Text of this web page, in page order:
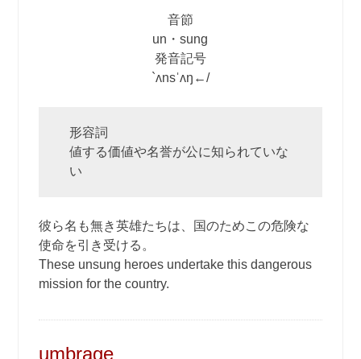
音節
un・sung
発音記号
`ʌnsˈʌŋ←/
形容詞
値する価値や名誉が公に知られていな
い
彼ら名も無き英雄たちは、国のためこの危険な
使命を引き受ける。
These unsung heroes undertake this dangerous
mission for the country.
umbrage